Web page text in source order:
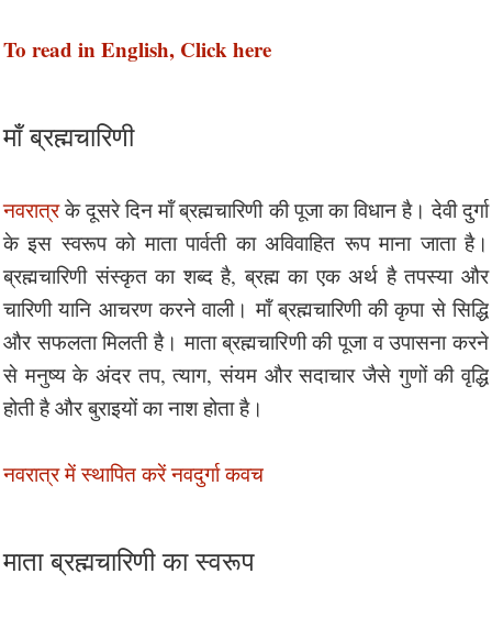
To read in English, Click here
मॉं ब्रह्मचारिणी
नवरात्रके दूसरे दिन मॉं ब्रह्मचारिणी की पूजा का विधान है। देवी दुर्गा
के इस स्वरूप को माता पार्वती का अविवाहित रूप माना जाता है।
ब्रह्मचारिणी संस्कृत का शब्द है, ब्रह्म का एक अर्थ है तपस्या और
चारिणी यानि आचरण करने वाली। मॉं ब्रह्मचारिणी की कृपा से सिद्धि
और सफलता मिलती है। माता ब्रह्मचारिणी की पूजा व उपासना करने
से मनुष्य के अंदर तप, त्याग, संयम और सदाचार जैसे गुणों की वृद्धि
होती है और बुराइयों का नाश होता है।
नवरात्र में स्थापित करें नवदुर्गा कवच
माता ब्रह्मचारिणी का स्वरूप